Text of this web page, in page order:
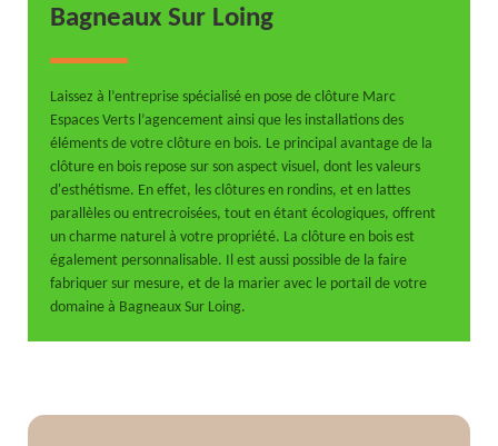
Bagneaux Sur Loing
Laissez à l’entreprise spécialisé en pose de clôture Marc
Espaces Verts l’agencement ainsi que les installations des
éléments de votre clôture en bois. Le principal avantage de la
clôture en bois repose sur son aspect visuel, dont les valeurs
d'esthétisme. En effet, les clôtures en rondins, et en lattes
parallèles ou entrecroisées, tout en étant écologiques, offrent
un charme naturel à votre propriété. La clôture en bois est
également personnalisable. Il est aussi possible de la faire
fabriquer sur mesure, et de la marier avec le portail de votre
domaine à Bagneaux Sur Loing.